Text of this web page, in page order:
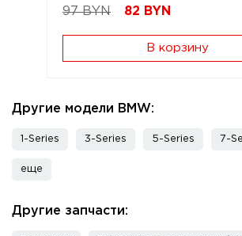
97 BYN 82 BYN
В корзину
Другие модели BMW:
1-Series 3-Series 5-Series 7-
еще
Другие запчасти: